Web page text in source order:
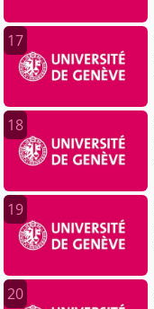
17
18
19
20